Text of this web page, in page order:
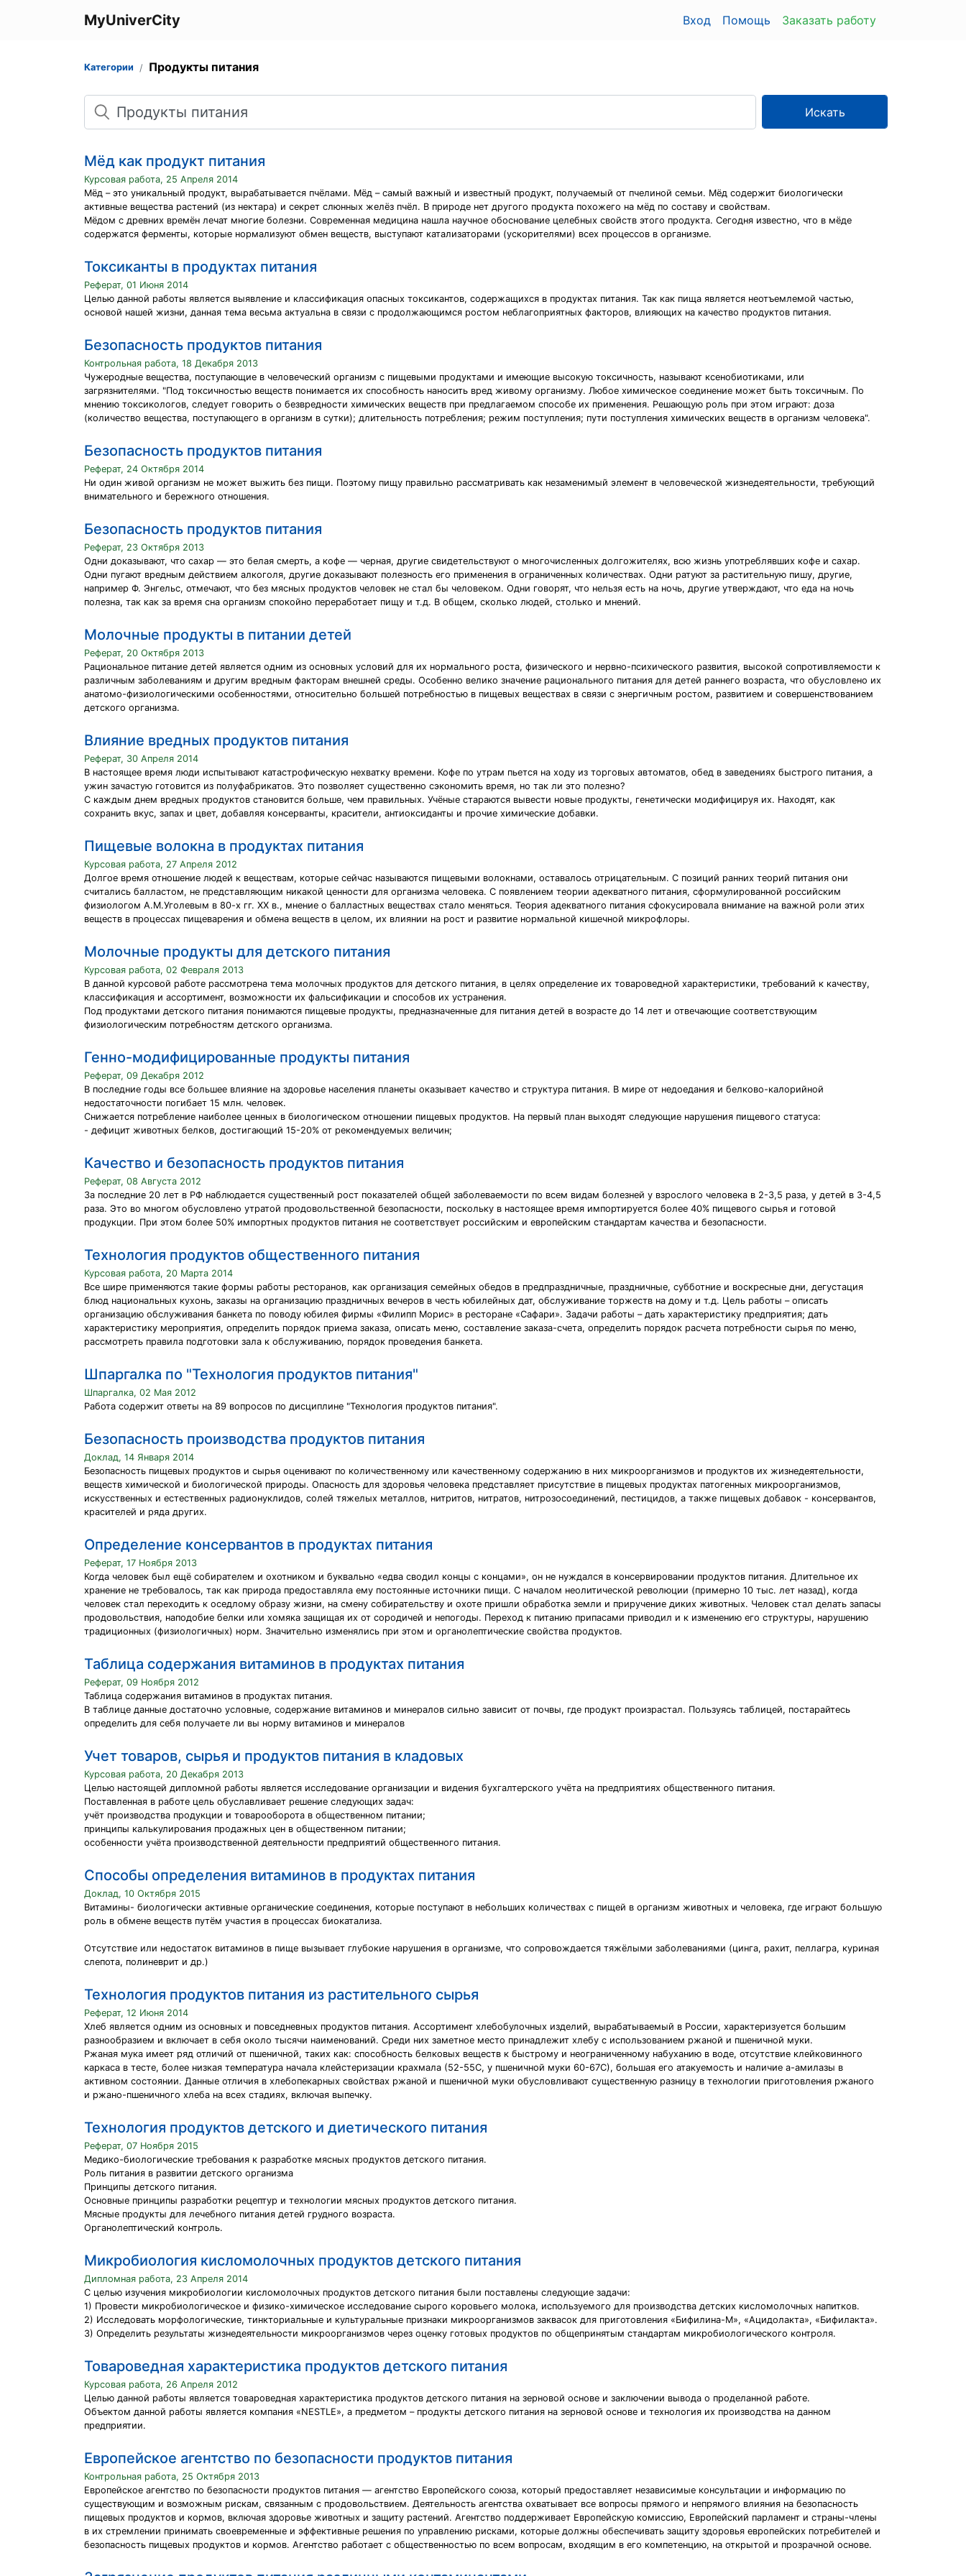
MyUniverCity Вход Помощь Заказать работу
Категории Продукты питания
Поиск
Искать
Мёд как продукт питания
Курсовая работа, 25 Апреля 2014
Мёд – это уникальный продукт, вырабатывается пчёлами. Мёд – самый важный и известный продукт, получаемый от пчелиной семьи. Мёд содержит биологически
активные вещества растений (из нектара) и секрет слюнных желёз пчёл. В природе нет другого продукта похожего на мёд по составу и свойствам.
Мёдом с древних времён лечат многие болезни. Современная медицина нашла научное обоснование целебных свойств этого продукта. Сегодня известно, что в мёде
содержатся ферменты, которые нормализуют обмен веществ, выступают катализаторами (ускорителями) всех процессов в организме.
Токсиканты в продуктах питания
Реферат, 01 Июня 2014
Целью данной работы является выявление и классификация опасных токсикантов, содержащихся в продуктах питания. Так как пища является неотъемлемой частью,
основой нашей жизни, данная тема весьма актуальна в связи с продолжающимся ростом неблагоприятных факторов, влияющих на качество продуктов питания.
Безопасность продуктов питания
Контрольная работа, 18 Декабря 2013
Чужеродные вещества, поступающие в человеческий организм с пищевыми продуктами и имеющие высокую токсичность, называют ксенобиотиками, или
загрязнителями. "Под токсичностью веществ понимается их способность наносить вред живому организму. Любое химическое соединение может быть токсичным. По
мнению токсикологов, следует говорить о безвредности химических веществ при предлагаемом способе их применения. Решающую роль при этом играют: доза
(количество вещества, поступающего в организм в сутки); длительность потребления; режим поступления; пути поступления химических веществ в организм человека".
Безопасность продуктов питания
Реферат, 24 Октября 2014
Ни один живой организм не может выжить без пищи. Поэтому пищу правильно рассматривать как незаменимый элемент в человеческой жизнедеятельности, требующий
внимательного и бережного отношения.
Безопасность продуктов питания
Реферат, 23 Октября 2013
Одни доказывают, что сахар — это белая смерть, а кофе — черная, другие свидетельствуют о многочисленных долгожителях, всю жизнь употреблявших кофе и сахар.
Одни пугают вредным действием алкоголя, другие доказывают полезность его применения в ограниченных количествах. Одни ратуют за растительную пишу, другие,
например Ф. Энгельс, отмечают, что без мясных продуктов человек не стал бы человеком. Одни говорят, что нельзя есть на ночь, другие утверждают, что еда на ночь
полезна, так как за время сна организм спокойно переработает пищу и т.д. В общем, сколько людей, столько и мнений.
Молочные продукты в питании детей
Реферат, 20 Октября 2013
Рациональное питание детей является одним из основных условий для их нормального роста, физического и нервно-психического развития, высокой сопротивляемости к
различным заболеваниям и другим вредным факторам внешней среды. Особенно велико значение рационального питания для детей раннего возраста, что обусловлено их
анатомо-физиологическими особенностями, относительно большей потребностью в пищевых веществах в связи с энергичным ростом, развитием и совершенствованием
детского организма.
Влияние вредных продуктов питания
Реферат, 30 Апреля 2014
В настоящее время люди испытывают катастрофическую нехватку времени. Кофе по утрам пьется на ходу из торговых автоматов, обед в заведениях быстрого питания, а
ужин зачастую готовится из полуфабрикатов. Это позволяет существенно сэкономить время, но так ли это полезно?
С каждым днем вредных продуктов становится больше, чем правильных. Учёные стараются вывести новые продукты, генетически модифицируя их. Находят, как
сохранить вкус, запах и цвет, добавляя консерванты, красители, антиоксиданты и прочие химические добавки.
Пищевые волокна в продуктах питания
Курсовая работа, 27 Апреля 2012
Долгое время отношение людей к веществам, которые сейчас называются пищевыми волокнами, оставалось отрицательным. С позиций ранних теорий питания они
считались балластом, не представляющим никакой ценности для организма человека. С появлением теории адекватного питания, сформулированной российским
физиологом А.М.Уголевым в 80-х гг. XX в., мнение о балластных веществах стало меняться. Теория адекватного питания сфокусировала внимание на важной роли этих
веществ в процессах пищеварения и обмена веществ в целом, их влиянии на рост и развитие нормальной кишечной микрофлоры.
Молочные продукты для детского питания
Курсовая работа, 02 Февраля 2013
В данной курсовой работе рассмотрена тема молочных продуктов для детского питания, в целях определение их товароведной характеристики, требований к качеству,
классификация и ассортимент, возможности их фальсификации и способов их устранения.
Под продуктами детского питания понимаются пищевые продукты, предназначенные для питания детей в возрасте до 14 лет и отвечающие соответствующим
физиологическим потребностям детского организма.
Генно-модифицированные продукты питания
Реферат, 09 Декабря 2012
В последние годы все большее влияние на здоровье населения планеты оказывает качество и структура питания. В мире от недоедания и белково-калорийной
недостаточности погибает 15 млн. человек.
Снижается потребление наиболее ценных в биологическом отношении пищевых продуктов. На первый план выходят следующие нарушения пищевого статуса:
- дефицит животных белков, достигающий 15-20% от рекомендуемых величин;
Качество и безопасность продуктов питания
Реферат, 08 Августа 2012
За последние 20 лет в РФ наблюдается существенный рост показателей общей заболеваемости по всем видам болезней у взрослого человека в 2-3,5 раза, у детей в 3-4,5
раза. Это во многом обусловлено утратой продовольственной безопасности, поскольку в настоящее время импортируется более 40% пищевого сырья и готовой
продукции. При этом более 50% импортных продуктов питания не соответствует российским и европейским стандартам качества и безопасности.
Технология продуктов общественного питания
Курсовая работа, 20 Марта 2014
Все шире применяются такие формы работы ресторанов, как организация семейных обедов в предпраздничные, праздничные, субботние и воскресные дни, дегустация
блюд национальных кухонь, заказы на организацию праздничных вечеров в честь юбилейных дат, обслуживание торжеств на дому и т.д. Цель работы – описать
организацию обслуживания банкета по поводу юбилея фирмы «Филипп Морис» в ресторане «Сафари». Задачи работы – дать характеристику предприятия; дать
характеристику мероприятия, определить порядок приема заказа, описать меню, составление заказа-счета, определить порядок расчета потребности сырья по меню,
рассмотреть правила подготовки зала к обслуживанию, порядок проведения банкета.
Шпаргалка по "Технология продуктов питания"
Шпаргалка, 02 Мая 2012
Работа содержит ответы на 89 вопросов по дисциплине "Технология продуктов питания".
Безопасность производства продуктов питания
Доклад, 14 Января 2014
Безопасность пищевых продуктов и сырья оценивают по количественному или качественному содержанию в них микроорганизмов и продуктов их жизнедеятельности,
веществ химической и биологической природы. Опасность для здоровья человека представляет присутствие в пищевых продуктах патогенных микроорганизмов,
искусственных и естественных радионуклидов, солей тяжелых металлов, нитритов, нитратов, нитрозосоединений, пестицидов, а также пищевых добавок - консервантов,
красителей и ряда других.
Определение консервантов в продуктах питания
Реферат, 17 Ноября 2013
Когда человек был ещё собирателем и охотником и буквально «едва сводил концы с концами», он не нуждался в консервировании продуктов питания. Длительное их
хранение не требовалось, так как природа предоставляла ему постоянные источники пищи. С началом неолитической революции (примерно 10 тыс. лет назад), когда
человек стал переходить к оседлому образу жизни, на смену собирательству и охоте пришли обработка земли и приручение диких животных. Человек стал делать запасы
продовольствия, наподобие белки или хомяка защищая их от сородичей и непогоды. Переход к питанию припасами приводил и к изменению его структуры, нарушению
традиционных (физиологичных) норм. Значительно изменялись при этом и органолептические свойства продуктов.
Таблица содержания витаминов в продуктах питания
Реферат, 09 Ноября 2012
Таблица содержания витаминов в продуктах питания.
В таблице данные достаточно условные, содержание витаминов и минералов сильно зависит от почвы, где продукт произрастал. Пользуясь таблицей, постарайтесь
определить для себя получаете ли вы норму витаминов и минералов
Учет товаров, сырья и продуктов питания в кладовых
Курсовая работа, 20 Декабря 2013
Целью настоящей дипломной работы является исследование организации и видения бухгалтерского учёта на предприятиях общественного питания.
Поставленная в работе цель обуславливает решение следующих задач:
учёт производства продукции и товарооборота в общественном питании;
принципы калькулирования продажных цен в общественном питании;
особенности учёта производственной деятельности предприятий общественного питания.
Способы определения витаминов в продуктах питания
Доклад, 10 Октября 2015
Витамины- биологически активные органические соединения, которые поступают в небольших количествах с пищей в организм животных и человека, где играют большую
роль в обмене веществ путём участия в процессах биокатализа.
Отсутствие или недостаток витаминов в пище вызывает глубокие нарушения в организме, что сопровождается тяжёлыми заболеваниями (цинга, рахит, пеллагра, куриная
слепота, полиневрит и др.)
Технология продуктов питания из растительного сырья
Реферат, 12 Июня 2014
Хлеб является одним из основных и повседневных продуктов питания. Ассортимент хлебобулочных изделий, вырабатываемый в России, характеризуется большим
разнообразием и включает в себя около тысячи наименований. Среди них заметное место принадлежит хлебу с использованием ржаной и пшеничной муки.
Ржаная мука имеет ряд отличий от пшеничной, таких как: способность белковых веществ к быстрому и неограниченному набуханию в воде, отсутствие клейковинного
каркаса в тесте, более низкая температура начала клейстеризации крахмала (52-55С, у пшеничной муки 60-67С), большая его атакуемость и наличие а-амилазы в
активном состоянии. Данные отличия в хлебопекарных свойствах ржаной и пшеничной муки обусловливают существенную разницу в технологии приготовления ржаного
и ржано-пшеничного хлеба на всех стадиях, включая выпечку.
Технология продуктов детского и диетического питания
Реферат, 07 Ноября 2015
Медико-биологические требования к разработке мясных продуктов детского питания.
Роль питания в развитии детского организма
Принципы детского питания.
Основные принципы разработки рецептур и технологии мясных продуктов детского питания.
Мясные продукты для лечебного питания детей грудного возраста.
Органолептический контроль.
Микробиология кисломолочных продуктов детского питания
Дипломная работа, 23 Апреля 2014
С целью изучения микробиологии кисломолочных продуктов детского питания были поставлены следующие задачи:
1) Провести микробиологическое и физико-химическое исследование сырого коровьего молока, используемого для производства детских кисломолочных напитков.
2) Исследовать морфологические, тинкториальные и культуральные признаки микроорганизмов заквасок для приготовления «Бифилина-М», «Ацидолакта», «Бифилакта».
3) Определить результаты жизнедеятельности микроорганизмов через оценку готовых продуктов по общепринятым стандартам микробиологического контроля.
Товароведная характеристика продуктов детского питания
Курсовая работа, 26 Апреля 2012
Целью данной работы является товароведная характеристика продуктов детского питания на зерновой основе и заключении вывода о проделанной работе.
Объектом данной работы является компания «NESTLE», а предметом – продукты детского питания на зерновой основе и технология их производства на данном
предприятии.
Европейское агентство по безопасности продуктов питания
Контрольная работа, 25 Октября 2013
Европейское агентство по безопасности продуктов питания — агентство Европейского союза, который предоставляет независимые консультации и информацию по
существующим и возможным рискам, связанным с продовольствием. Деятельность агентства охватывает все вопросы прямого и непрямого влияния на безопасность
пищевых продуктов и кормов, включая здоровье животных и защиту растений. Агентство поддерживает Европейскую комиссию, Европейский парламент и страны-члены
в их стремлении принимать своевременные и эффективные решения по управлению рисками, которые должны обеспечивать защиту здоровья европейских потребителей и
безопасность пищевых продуктов и кормов. Агентство работает с общественностью по всем вопросам, входящим в его компетенцию, на открытой и прозрачной основе.